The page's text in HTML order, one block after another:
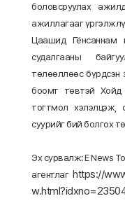
боловсруулах
ажиллагааг
Цаашид Гёнсаннам
судалгааны
төлөөллөөс
боомт төвтэй Хойд
тогтмол хэлэлцэж,
суурийг бий болгох
Эх сурвалж: E News
агентлаг https://